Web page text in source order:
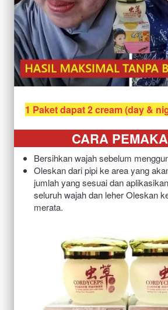
1 Paket dapat 2 cream (day &
CARA
Bersihkan wajah sebelum
Oleskan dari pipi ke area yang
jumlah yang sesuai dan
seluruh wajah dan leher Oleskan
merata.